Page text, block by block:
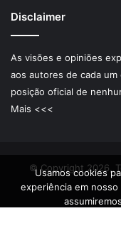
Disclaimer
As visões e opiniões
aos autores de cada
posição oficial de
Mais <<<
© Copyright 2026,
Usamos cookies
experiência em